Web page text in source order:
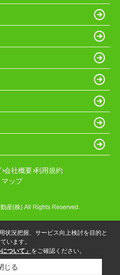
会社概要 利用規約
ップ
産(株) All Rights Reserved.
状況把握、サービス向上検討を目的と
います。
ついて」 をご確認ください。
じる